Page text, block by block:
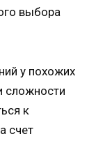
выбора
у похожих
сложности
к
счет